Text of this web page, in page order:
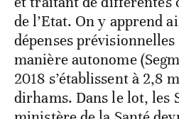
de l’Etat. On y apprend
dépenses prévisionnelles
manière autonome
2018 s’établissent à 2,8
dirhams. Dans le lot, les